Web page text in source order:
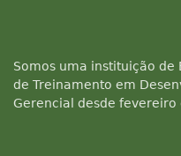
Somos uma instituição de
de Treinamento em
Gerencial desde fevereiro